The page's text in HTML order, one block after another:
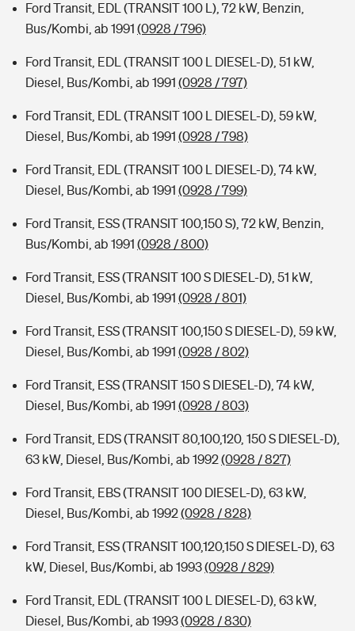
Ford Transit, EDL (TRANSIT 100 L), 72 kW, Benzin,
Bus/Kombi, ab 1991 (0928 / 796)
Ford Transit, EDL (TRANSIT 100 L DIESEL-D), 51 kW,
Diesel, Bus/Kombi, ab 1991 (0928 / 797)
Ford Transit, EDL (TRANSIT 100 L DIESEL-D), 59 kW,
Diesel, Bus/Kombi, ab 1991 (0928 / 798)
Ford Transit, EDL (TRANSIT 100 L DIESEL-D), 74 kW,
Diesel, Bus/Kombi, ab 1991 (0928 / 799)
Ford Transit, ESS (TRANSIT 100,150 S), 72 kW, Benzin,
Bus/Kombi, ab 1991 (0928 / 800)
Ford Transit, ESS (TRANSIT 100 S DIESEL-D), 51 kW,
Diesel, Bus/Kombi, ab 1991 (0928 / 801)
Ford Transit, ESS (TRANSIT 100,150 S DIESEL-D), 59 kW,
Diesel, Bus/Kombi, ab 1991 (0928 / 802)
Ford Transit, ESS (TRANSIT 150 S DIESEL-D), 74 kW,
Diesel, Bus/Kombi, ab 1991 (0928 / 803)
Ford Transit, EDS (TRANSIT 80,100,120, 150 S DIESEL-D),
63 kW, Diesel, Bus/Kombi, ab 1992(0928 / 827)
Ford Transit, EBS (TRANSIT 100 DIESEL-D), 63 kW,
Diesel, Bus/Kombi, ab 1992(0928 / 828)
Ford Transit, ESS (TRANSIT 100,120,150 S DIESEL-D), 63
kW, Diesel, Bus/Kombi, ab 1993(0928 / 829)
Ford Transit, EDL (TRANSIT 100 L DIESEL-D), 63 kW,
Diesel, Bus/Kombi, ab 1993(0928 / 830)